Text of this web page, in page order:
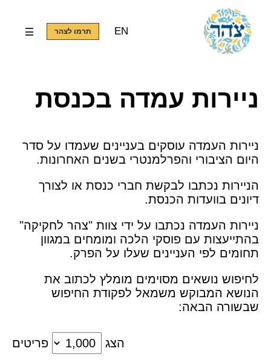
EN תרמו לצהר
ניירות עמדה בכנסת
ניירות העמדה עוסקים בעניינים שעמדו על סדר
היום הציבורי והפרלמנטרי בשנים האחרונות.
הניירות נכתבו לבקשת חברי כנסת או לצורך
דיונים בוועדות הכנסת.
ניירות העמדה נכתבו על ידי צוות "צהר לחקיקה"
בהתייעצות עם פוסקי הלכה ומומחים במגוון
תחומים לפי העניינים שעלו על הפרק.
לחיפוש נושאים מסוימים מומלץ לכתוב את
הנושא המבוקש משמאל לפקודת החיפוש
שבשורה הבאה:
הצג פריטים